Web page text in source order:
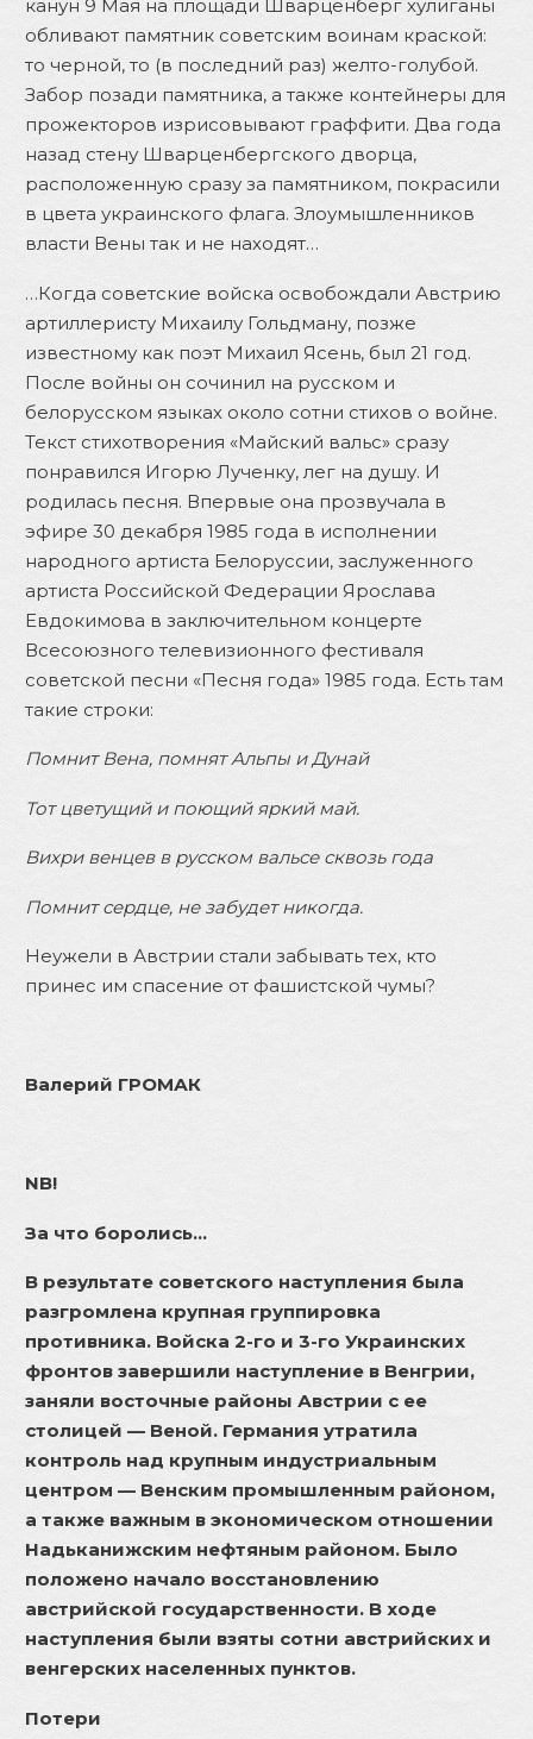
канун 9 Мая на площади Шварценберг хулиганы
обливают памятник советским воинам краской:
то черной, то (в последний раз) желто-голубой.
Забор позади памятника, а также контейнеры для
прожекторов изрисовывают граффити. Два года
назад стену Шварценбергского дворца,
расположенную сразу за памятником, покрасили
в цвета украинского флага. Злоумышленников
власти Вены так и не находят…
…Когда советские войска освобождали Австрию
артиллеристу Михаилу Гольдману, позже
известному как поэт Михаил Ясень, был 21 год.
После войны он сочинил на русском и
белорусском языках около сотни стихов о войне.
Текст стихотворения «Майский вальс» сразу
понравился Игорю Лученку, лег на душу. И
родилась песня. Впервые она прозвучала в
эфире 30 декабря 1985 года в исполнении
народного артиста Белоруссии, заслуженного
артиста Российской Федерации Ярослава
Евдокимова в заключительном концерте
Всесоюзного телевизионного фестиваля
советской песни «Песня года» 1985 года. Есть там
такие строки:
Помнит Вена, помнят Альпы и Дунай
Тот цветущий и поющий яркий май.
Вихри венцев в русском вальсе сквозь года
Помнит сердце, не забудет никогда.
Неужели в Австрии стали забывать тех, кто
принес им спасение от фашистской чумы?
Валерий ГРОМАК
NB!
За что боролись…
В результате советского наступления была
разгромлена крупная группировка
противника. Войска 2-го и 3-го Украинских
фронтов завершили наступление в Венгрии,
заняли восточные районы Австрии с ее
столицей — Веной. Германия утратила
контроль над крупным индустриальным
центром — Венским промышленным районом,
а также важным в экономическом отношении
Надьканижским нефтяным районом. Было
положено начало восстановлению
австрийской государственности. В ходе
наступления были взяты сотни австрийских и
венгерских населенных пунктов.
Потери